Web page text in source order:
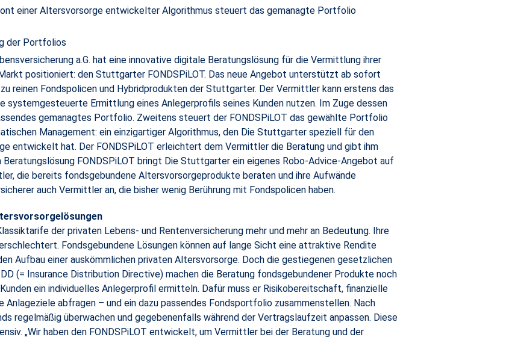
einer Altersvorsorge entwickelter Algorithmus steuert das gemanagte Portfolio
der Portfolios
a.G. hat eine innovative digitale Beratungslösung für die Vermittlung ihrer
positioniert: den Stuttgarter FONDSPiLOT. Das neue Angebot unterstützt ab sofort
reinen Fondspolicen und Hybridprodukten der Stuttgarter. Der Vermittler kann erstens das
systemgesteuerte Ermittlung eines Anlegerprofils seines Kunden nutzen. Im Zuge dessen
gemanagtes Portfolio. Zweitens steuert der FONDSPiLOT das gewählte Portfolio
Management: ein einzigartiger Algorithmus, den Die Stuttgarter speziell für den
entwickelt hat. Der FONDSPiLOT erleichtert dem Vermittler die Beratung und gibt ihm
FONDSPiLOT bringt Die Stuttgarter ein eigenes Robo-Advice-Angebot auf
die bereits fondsgebundene Altersvorsorgeprodukte beraten und ihre Aufwände
auch Vermittler an, die bisher wenig Berührung mit Fondspolicen haben.
der privaten Lebens- und Rentenversicherung mehr und mehr an Bedeutung. Ihre
Fondsgebundene Lösungen können auf lange Sicht eine attraktive Rendite
Aufbau einer auskömmlichen privaten Altersvorsorge. Doch die gestiegenen gesetzlichen
(= Insurance Distribution Directive) machen die Beratung fondsgebundener Produkte noch
ein individuelles Anlegerprofil ermitteln. Dafür muss er Risikobereitschaft, finanzielle
Anlageziele abfragen – und ein dazu passendes Fondsportfolio zusammenstellen. Nach
regelmäßig überwachen und gegebenenfalls während der Vertragslaufzeit anpassen. Diese
„Wir haben den FONDSPiLOT entwickelt, um Vermittler bei der Beratung und der